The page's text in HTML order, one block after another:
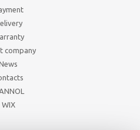
company
WIX